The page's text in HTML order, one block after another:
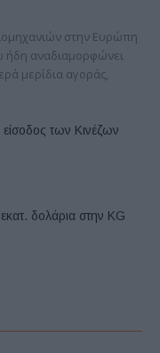
στην Ευρώπη
ήδη αναδιαμορφώνει
μερίδια αγοράς,
των Κινέζων
δολάρια στην KG